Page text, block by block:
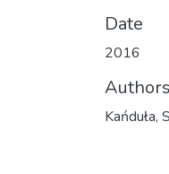
Date
2016
Authors
Kańduła,